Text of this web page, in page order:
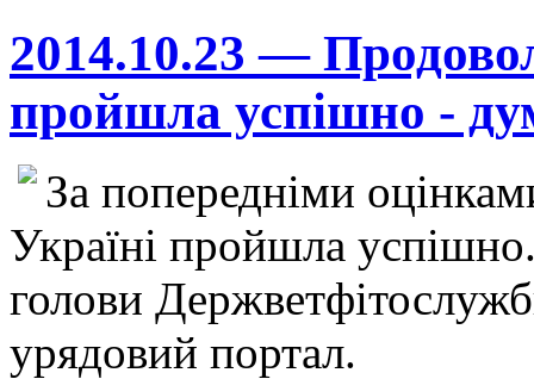
2014.10.23 —
пройшла успішно -
За попередніми
Україні пройшла
голови
урядовий портал.